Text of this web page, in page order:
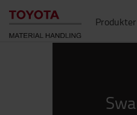
Produkter